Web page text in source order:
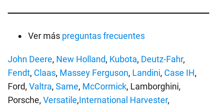
Ver más preguntas frecuentes
John Deere, New Holland, Kubota, Deutz-Fahr,
Fendt, Claas, Massey Ferguson, Landini, Case IH,
Ford, Valtra, Same, McCormick, Lamborghini,
Porsche, Versatile,International Harvester,